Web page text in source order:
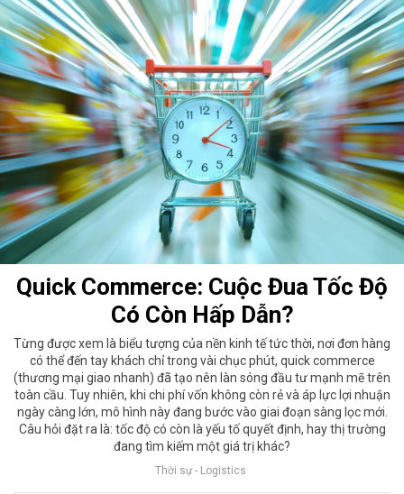
Quick Commerce: Cuộc Đua Tốc Độ
Có Còn Hấp Dẫn?
Từng được xem là biểu tượng của nền kinh tế tức thời, nơi đơn hàng
có thể đến tay khách chỉ trong vài chục phút, quick commerce
(thương mại giao nhanh) đã tạo nên làn sóng đầu tư mạnh mẽ trên
toàn cầu. Tuy nhiên, khi chi phí vốn không còn rẻ và áp lực lợi nhuận
ngày càng lớn, mô hình này đang bước vào giai đoạn sàng lọc mới.
Câu hỏi đặt ra là: tốc độ có còn là yếu tố quyết định, hay thị trường
đang tìm kiếm một giá trị khác?
Thời sự - Logistics